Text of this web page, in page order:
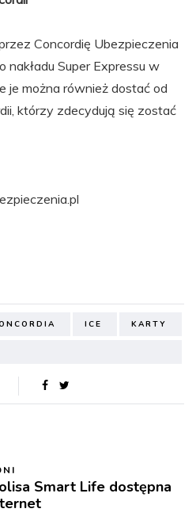
Concordię Ubezpieczenia
nakładu Super Expressu w
je można również dostać od
którzy zdecydują się zostać
ICE KARTY
Smart Life dostępna